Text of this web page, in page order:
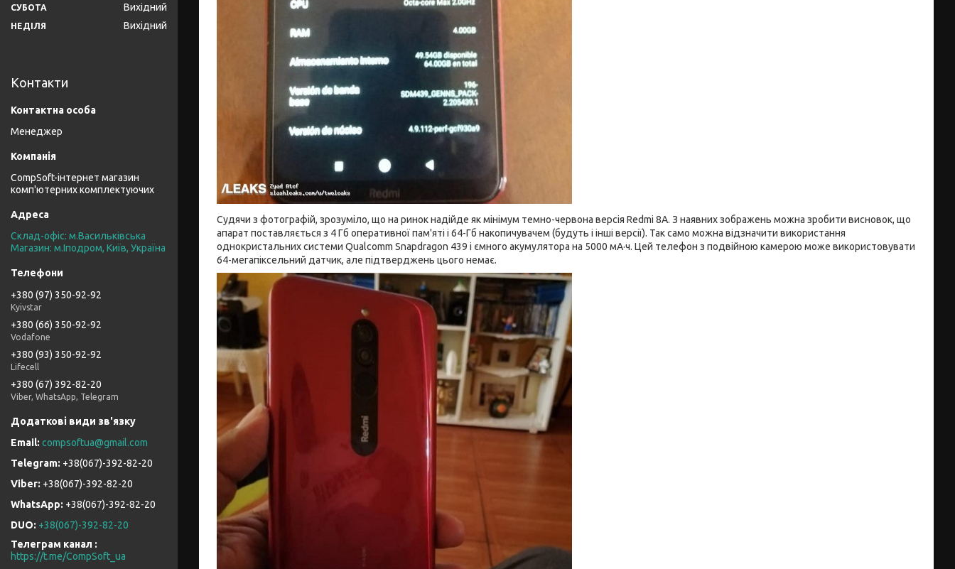
Судячи з фотографій, зрозуміло, що на ринок надійде як мінімум темно-червона версія Redmi 8A. З наявних зображень можна зробити висновок, що
апарат поставляється з 4 Гб оперативної пам'яті і 64-Гб накопичувачем (будуть і інші версії). Так само можна відзначити використання
однокристальних системи Qualcomm Snapdragon 439 і ємного акумулятора на 5000 мА·ч. Цей телефон з подвійною камерою може використовувати
64-мегапіксельний датчик, але підтверджень цього немає.
СУБОТА Вихідний
НЕДІЛЯ Вихідний
Контакти
Менеджер
CompSoft-інтернет магазин
комп'ютерних комплектуючих
Склад-офіс: м.Васильківська
Магазин: м.Іподром, Київ, Україна
+380 (97) 350-92-92
Kyivstar
+380 (66) 350-92-92
Vodafone
+380 (93) 350-92-92
Lifecell
+380 (67) 392-82-20
Viber, WhatsApp, Telegram
compsoftua@gmail.com
+38(067)-392-82-20
+38(067)-392-82-20
+38(067)-392-82-20
DUO +38(067)-392-82-20
Телеграм канал
https://t.me/CompSoft_ua